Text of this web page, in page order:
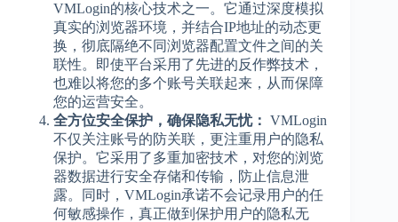
VMLogin的核心技术之一。它通过深度模拟
真实的浏览器环境，并结合IP地址的动态更
换，彻底隔绝不同浏览器配置文件之间的关
联性。即使平台采用了先进的反作弊技术，
也难以将您的多个账号关联起来，从而保障
您的运营安全。
全方位安全保护，确保隐私无忧： VMLogin
不仅关注账号的防关联，更注重用户的隐私
保护。它采用了多重加密技术，对您的浏览
器数据进行安全存储和传输，防止信息泄
露。同时，VMLogin承诺不会记录用户的任
何敏感操作，真正做到保护用户的隐私无